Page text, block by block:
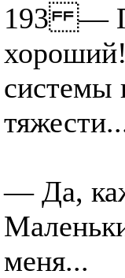
193 —
системы
— Да,
меня...